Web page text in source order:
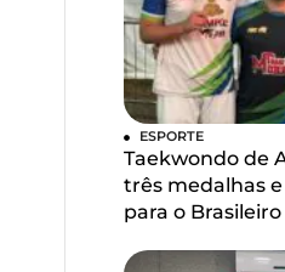
ESPORTE
Taekwondo de
três medalhas
para o